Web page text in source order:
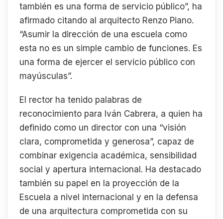
también es una forma de servicio público”, ha
afirmado citando al arquitecto Renzo Piano.
“Asumir la dirección de una escuela como
esta no es un simple cambio de funciones. Es
una forma de ejercer el servicio público con
mayúsculas”.
El rector ha tenido palabras de
reconocimiento para Iván Cabrera, a quien ha
definido como un director con una “visión
clara, comprometida y generosa”, capaz de
combinar exigencia académica, sensibilidad
social y apertura internacional. Ha destacado
también su papel en la proyección de la
Escuela a nivel internacional y en la defensa
de una arquitectura comprometida con su